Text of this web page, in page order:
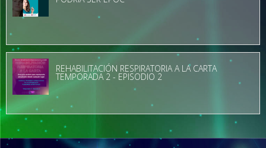
REHABILITACIÓN RESPIRATORIA A LA CARTA
TEMPORADA 2 - EPISODIO 2